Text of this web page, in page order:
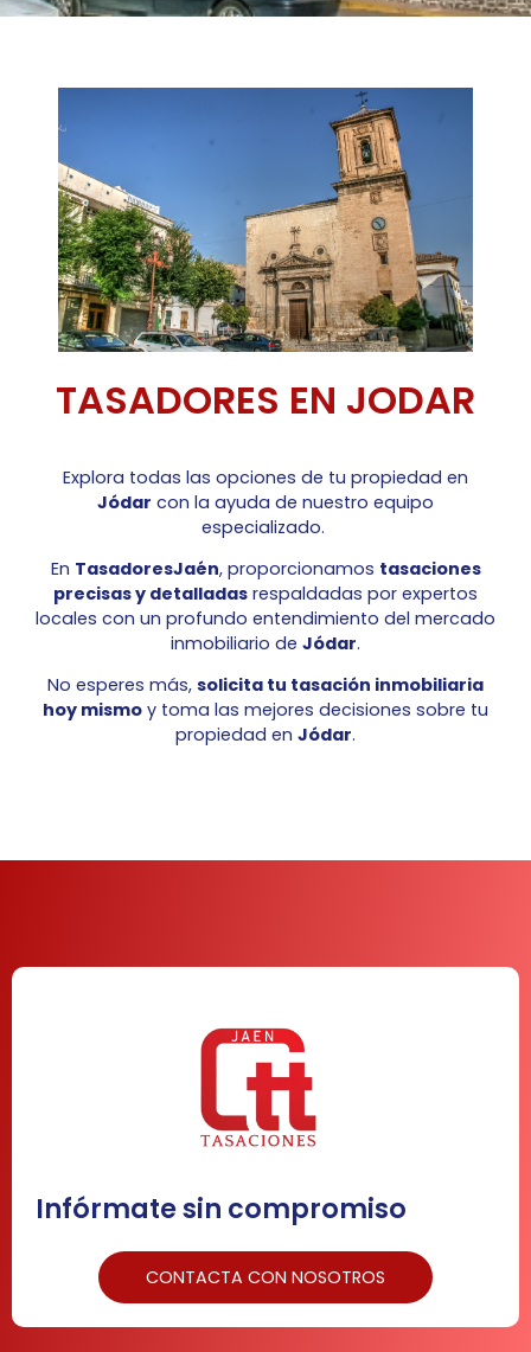
TASADORES EN JODAR
Explora todas las opciones de tu propiedad en
Jódar con la ayuda de nuestro equipo
especializado.
En TasadoresJaén, proporcionamos tasaciones
precisas y detalladas respaldadas por expertos
locales con un profundo entendimiento del mercado
inmobiliario de Jódar.
No esperes más, solicita tu tasación inmobiliaria
hoy mismo y toma las mejores decisiones sobre tu
propiedad en Jódar.
Infórmate sin compromiso
CONTACTA CON NOSOTROS